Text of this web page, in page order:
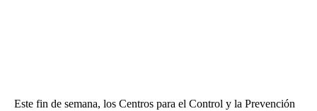
Este fin de semana, los Centros para el Control y la Prevención